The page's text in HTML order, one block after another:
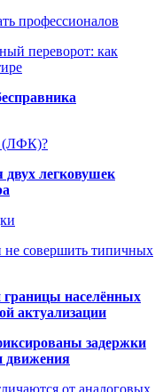
профессионалов
переворот: как
(ЛФК)?
двух легковушек
не совершить типичных
населённых
актуализации
задержки
движения
от аналоговых